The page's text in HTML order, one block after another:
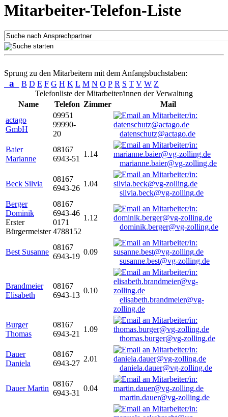
Mitarbeiter-Telefon-Liste
Sprung zu den Mitarbeitern mit dem Anfangsbuchstaben:
a B D E F G H K L M N O P R S T V W Z
Telefonliste der Mitarbeiter/innen der Verwaltung
Name
Telefon Zimmer
Mail
actago
GmbH
09951
99990-
20
datenschutz@actago.de
Baier
Marianne
08167
6943-51
1.14
marianne.baier@vg-zolling.de
Beck Silvia
08167
6943-26
1.04
silvia.beck@vg-zolling.de
Berger
Dominik
Erster
Bürgermeister
08167
6943-46
0171
4788152
1.12
dominik.berger@vg-zolling.de
Best Susanne
08167
6943-19
0.09
susanne.best@vg-zolling.de
Brandmeier
Elisabeth
08167
6943-13
0.10
elisabeth.brandmeier@vg-
zolling.de
Burger
Thomas
08167
6943-21
1.09
thomas.burger@vg-zolling.de
Dauer
Daniela
08167
6943-27
2.01
daniela.dauer@vg-zolling.de
Dauer Martin
08167
6943-31
0.04
martin.dauer@vg-zolling.de